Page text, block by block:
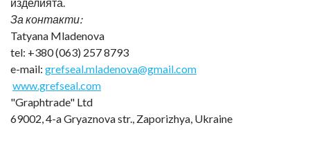
За контакти:
Tatyana Mladenova
tel: +380 (063) 257 8793
e-mail: grefseal.mladenova@gmail.com
www.grefseal.com
"Graphtrade" Ltd
69002, 4-a Gryaznova str., Zaporizhya, Ukraine